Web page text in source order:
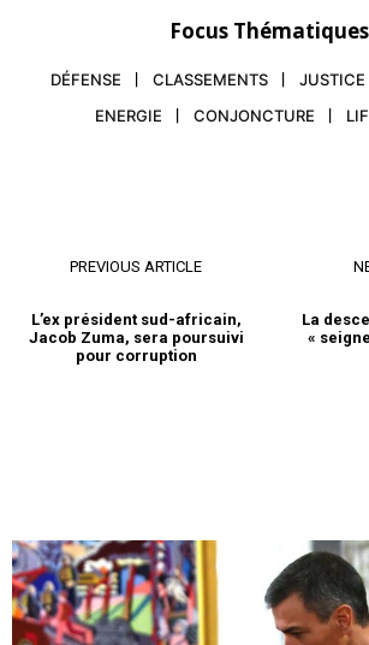
Focus Thématiques
DÉFENSE CLASSEMENTS JUSTICE
ENERGIE
CONJONCTURE
PREVIOUS ARTICLE
L’ex président sud-africain,
Jacob Zuma, sera poursuivi
pour corruption
La
«